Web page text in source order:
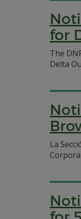
for
The
Delta
La